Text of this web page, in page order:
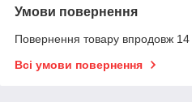
Умови повернення
Повернення товару впродовж 14
Всі умови повернення